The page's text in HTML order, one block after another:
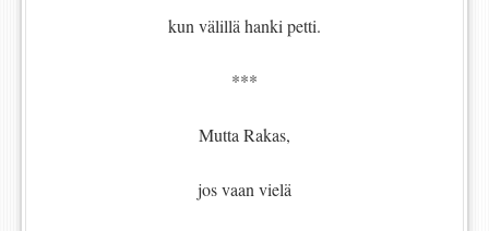
kun välillä hanki petti.
***
Mutta Rakas,
jos vaan vielä